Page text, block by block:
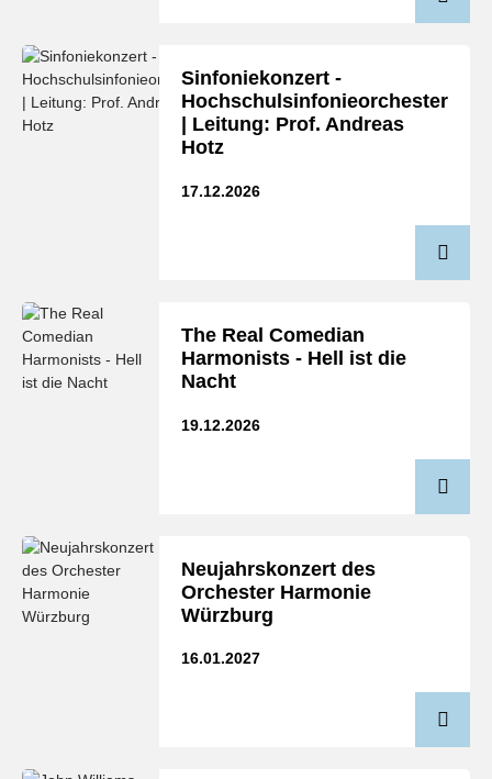
Sinfoniekonzert -
Hochschulsinfonieorchester
| Leitung: Prof. Andreas
Hotz
17.12.2026
The Real Comedian
Harmonists - Hell ist die
Nacht
19.12.2026
Neujahrskonzert des
Orchester Harmonie
Würzburg
16.01.2027